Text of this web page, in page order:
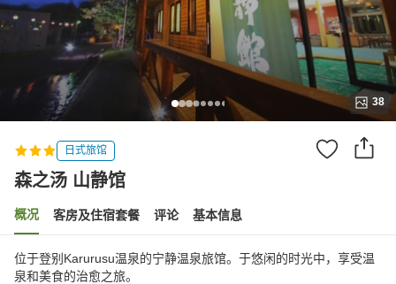
38
日式旅馆
森之汤 山静馆
概况 客房及住宿套餐 评论 基本信息
位于登别Karurusu温泉的宁静温泉旅馆。于悠闲的时光中，享受温
泉和美食的治愈之旅。